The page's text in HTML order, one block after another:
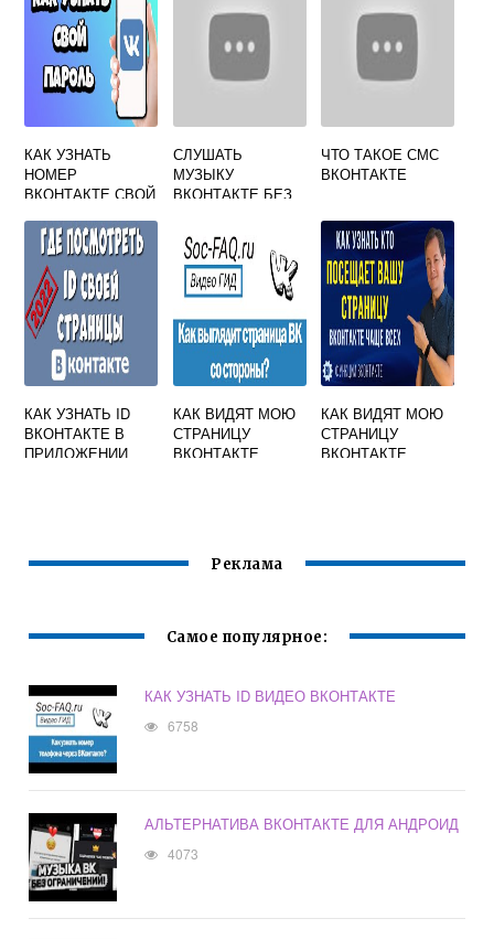
КАК УЗНАТЬ
НОМЕР
ВКОНТАКТЕ СВОЙ
СЛУШАТЬ
МУЗЫКУ
ВКОНТАКТЕ БЕЗ
ОГРАНИЧЕНИЙ
ОНЛАЙН
ЧТО ТАКОЕ СМС
ВКОНТАКТЕ
КАК УЗНАТЬ ID
ВКОНТАКТЕ В
ПРИЛОЖЕНИИ
КАК ВИДЯТ МОЮ
СТРАНИЦУ
ВКОНТАКТЕ
КАК ВИДЯТ МОЮ
СТРАНИЦУ
ВКОНТАКТЕ
Реклама
Самое популярное:
КАК УЗНАТЬ ID ВИДЕО ВКОНТАКТЕ
6758
АЛЬТЕРНАТИВА ВКОНТАКТЕ ДЛЯ АНДРОИД
4073